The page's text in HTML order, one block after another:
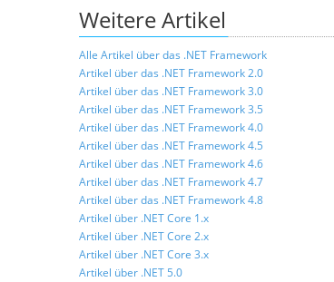
Weitere Artikel
Alle Artikel über das .NET Framework
Artikel über das .NET Framework 2.0
Artikel über das .NET Framework 3.0
Artikel über das .NET Framework 3.5
Artikel über das .NET Framework 4.0
Artikel über das .NET Framework 4.5
Artikel über das .NET Framework 4.6
Artikel über das .NET Framework 4.7
Artikel über das .NET Framework 4.8
Artikel über .NET Core 1.x
Artikel über .NET Core 2.x
Artikel über .NET Core 3.x
Artikel über .NET 5.0